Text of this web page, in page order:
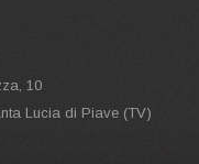
10
Lucia di Piave (TV)